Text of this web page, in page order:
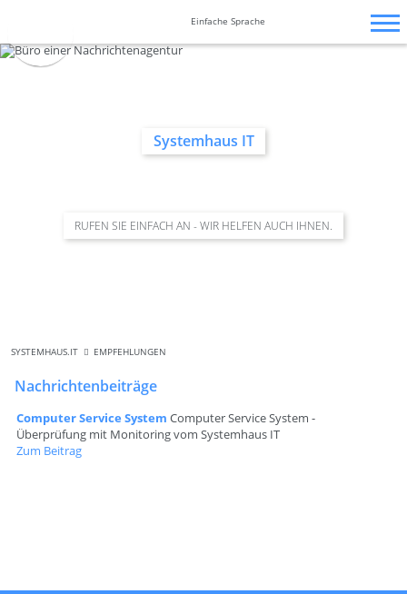
überspringen
überspringen
Einfache Sprache
Systemhaus IT
RUFEN SIE EINFACH AN - WIR HELFEN AUCH IHNEN.
SYSTEMHAUS.IT EMPFEHLUNGEN
Nachrichtenbeiträge
Computer Service System Computer Service System -
Überprüfung mit Monitoring vom Systemhaus IT
Zum Beitrag